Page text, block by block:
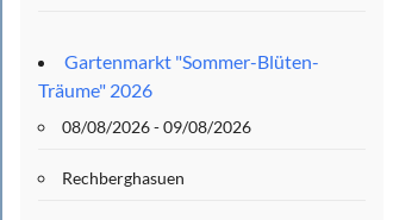
Gartenmarkt "Sommer-Blüten-
Träume" 2026
08/08/2026 - 09/08/2026
Rechberghasuen